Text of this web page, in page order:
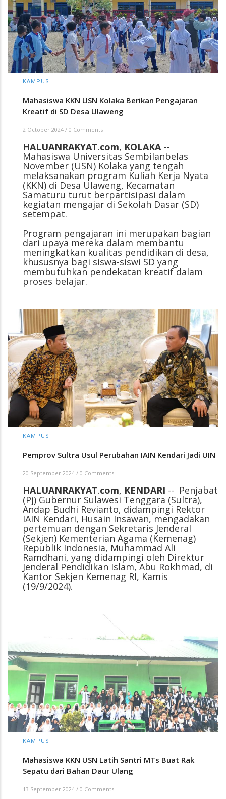
KAMPUS
Mahasiswa KKN USN Kolaka Berikan Pengajaran
Kreatif di SD Desa Ulaweng
2 October 2024 / 0 Comments
HALUANRAKYAT.com, KOLAKA --
Mahasiswa Universitas Sembilanbelas
November (USN) Kolaka yang tengah
melaksanakan program Kuliah Kerja Nyata
(KKN) di Desa Ulaweng, Kecamatan
Samaturu turut berpartisipasi dalam
kegiatan mengajar di Sekolah Dasar (SD)
setempat.
Program pengajaran ini merupakan bagian
dari upaya mereka dalam membantu
meningkatkan kualitas pendidikan di desa,
khususnya bagi siswa-siswi SD yang
membutuhkan pendekatan kreatif dalam
proses belajar.
KAMPUS
Pemprov Sultra Usul Perubahan IAIN Kendari Jadi UIN
20 September 2024 / 0 Comments
HALUANRAKYAT.com, KENDARI -- Penjabat
(Pj) Gubernur Sulawesi Tenggara (Sultra),
Andap Budhi Revianto, didampingi Rektor
IAIN Kendari, Husain Insawan, mengadakan
pertemuan dengan Sekretaris Jenderal
(Sekjen) Kementerian Agama (Kemenag)
Republik Indonesia, Muhammad Ali
Ramdhani, yang didampingi oleh Direktur
Jenderal Pendidikan Islam, Abu Rokhmad, di
Kantor Sekjen Kemenag RI, Kamis
(19/9/2024).
KAMPUS
Mahasiswa KKN USN Latih Santri MTs Buat Rak
Sepatu dari Bahan Daur Ulang
13 September 2024 / 0 Comments